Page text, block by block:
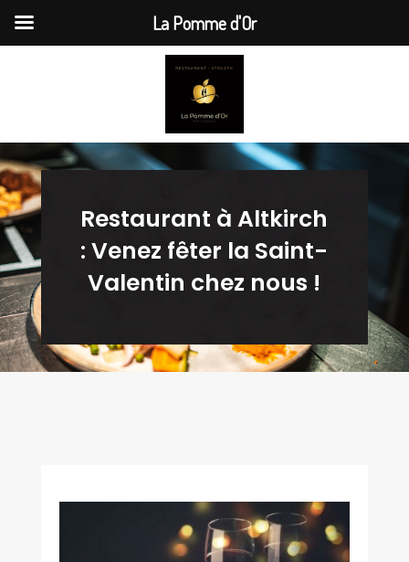
Restaurant à Altkirch
: Venez fêter la Saint-
Valentin chez nous !
La Pomme d'Or